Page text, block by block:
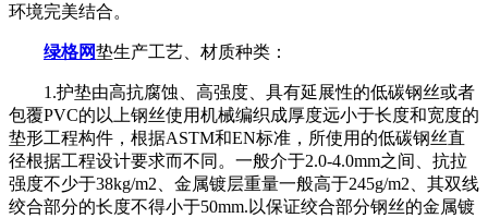
环境完美结合。
绿格网垫生产工艺、材质种类：
1.护垫由高抗腐蚀、高强度、具有延展性的低碳钢丝或者
包覆PVC的以上钢丝使用机械编织成厚度远小于长度和宽度的
垫形工程构件，根据ASTM和EN标准，所使用的低碳钢丝直
径根据工程设计要求而不同。一般介于2.0-4.0mm之间、抗拉
强度不少于38kg/m2、金属镀层重量一般高于245g/m2、其双线
绞合部分的长度不得小于50mm.以保证绞合部分钢丝的金属镀